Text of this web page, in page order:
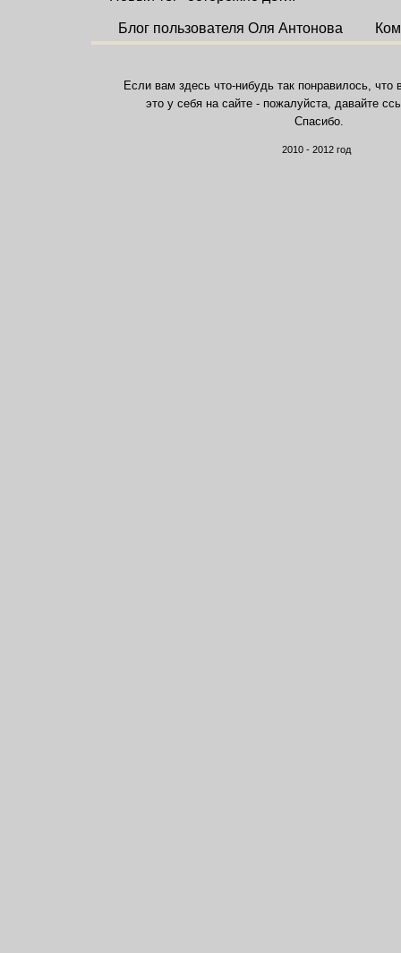
Блог пользователя Оля Антонова
Если вам здесь что-нибудь так понравилось, что
это у себя на сайте - пожалуйста, давайте
Спасибо.
2010 - 2012 год